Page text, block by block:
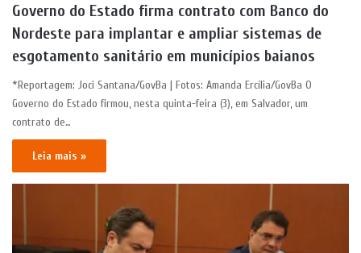
Governo do Estado firma contrato com Banco do
Nordeste para implantar e ampliar sistemas de
esgotamento sanitário em municípios baianos
*Reportagem: Joci Santana/GovBa | Fotos: Amanda Ercília/GovBa O
Governo do Estado firmou, nesta quinta-feira (3), em Salvador, um
contrato de…
Leia mais »